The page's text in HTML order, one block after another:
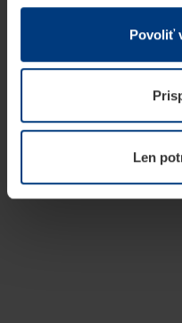
v rámci Vášho
Z právneho hľadiska
prevádzku tejto stránky.
potrebujeme Vaše
kedykoľvek zmeniť
našej webovej stránky.
Povoliť
Len